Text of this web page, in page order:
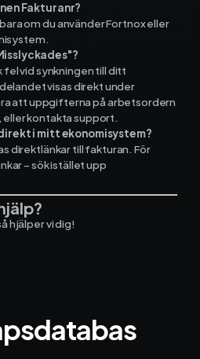
Fakturanr?
om du använder Fortnox eller
vid synkningen till ditt
visas direkt under
att uppgifterna på arbetsordern
kontakta support.
i mitt ekonomisystem?
direktlänkar till fakturan. För
– sök istället upp
hjälper vi dig!